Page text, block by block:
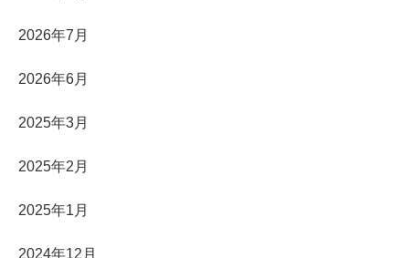
2026年7月
2026年6月
2025年3月
2025年2月
2025年1月
2024年12月